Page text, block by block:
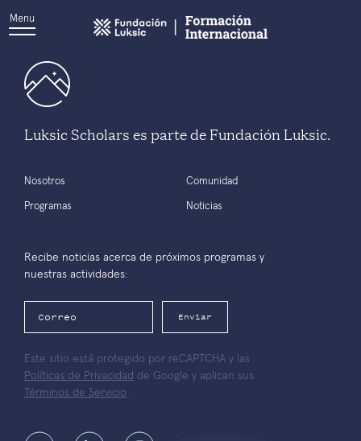
Menu
Luksic Scholars es parte de Fundación Luksic.
Nosotros
Programas
Comunidad
Noticias
Recibe noticias acerca de próximos programas y
nuestras actividades:
Enviar
Este sitio está protegido por reCAPTCHA y las
Políticas de Privacidad de Google y aplican sus
Términos de Servicio .